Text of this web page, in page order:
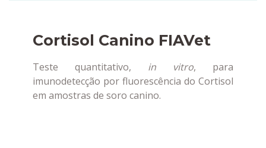
Cortisol Canino FIAVet
Teste quantitativo, in vitro, para
imunodetecção por fluorescência do Cortisol
em amostras de soro canino.